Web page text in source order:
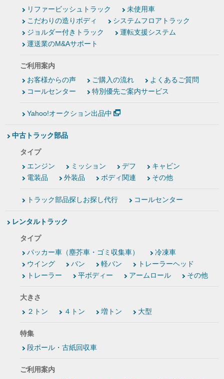
リファービッシュトラック
未使用車
こだわりの造りボディ
システムフロアトラック
ジョルダー付きトラック
運転支援システム
運送業のM&Aサポート
ご利用案内
お客様からの声
ご購入の流れ
よくあるご質問
コールセンター
特別優先ご案内サービス
Yahoo!オークション出品中
中古トラック部品
タイプ
エンジン
ミッション デフ
キャビン
電装品
外装品 ボディ関連 その他
トラック部品探しお探し代行 コールセンター
レンタルトラック
タイプ
パッカー車（塵芥車・ゴミ収集車）
冷凍車
ウイング
バン 軽バン
トレーラーヘッド
トレーラー
平ボディー アームロール その他
大きさ
２トン
４トン 増トン 大型
特集
段ボール・古紙回収車
ご利用案内